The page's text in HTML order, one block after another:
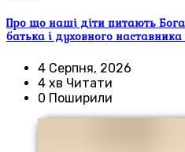
Про що наші діти питають
батька і духовного
4 Серпня, 2026
4 хв Читати
0 Поширили